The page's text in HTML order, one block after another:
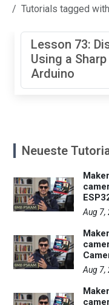
Tutorials tagged
Lesson 73:
Using a
Arduino
Neueste
Aug 7,
Aug 7,